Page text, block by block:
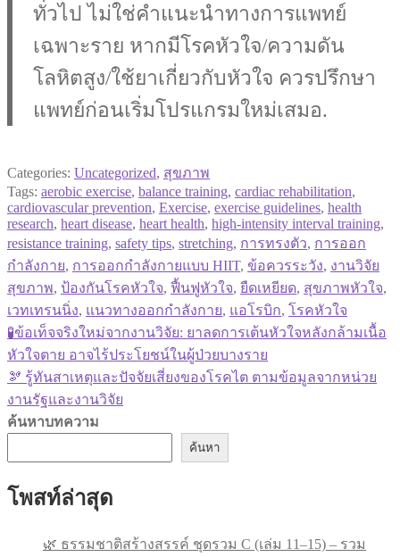
ทั่วไป ไม่ใช่คำแนะนำทางการแพทย์
เฉพาะราย หากมีโรคหัวใจ/ความดัน
โลหิตสูง/ใช้ยาเกี่ยวกับหัวใจ ควรปรึกษา
แพทย์ก่อนเริ่มโปรแกรมใหม่เสมอ.
Categories: Uncategorized, สุขภาพ
Tags: aerobic exercise, balance training, cardiac rehabilitation,
cardiovascular prevention, Exercise, exercise guidelines, health
research, heart disease, heart health, high-intensity interval training,
resistance training, safety tips, stretching, การทรงตัว, การออก
กำลังกาย, การออกกำลังกายแบบ HIIT, ข้อควรระวัง, งานวิจัย
สุขภาพ, ป้องกันโรคหัวใจ, ฟื้นฟูหัวใจ, ยืดเหยียด, สุขภาพหัวใจ,
เวทเทรนนิ่ง, แนวทางออกกำลังกาย, แอโรบิก, โรคหัวใจ
แนะแนว
เรื่อง
Previous
post:
🧪ข้อเท็จจริงใหม่จากงานวิจัย: ยาลดการเต้นหัวใจหลังกล้ามเนื้อ
หัวใจตาย อาจไร้ประโยชน์ในผู้ป่วยบางราย
Next
post:
🫘 รู้ทันสาเหตุและปัจจัยเสี่ยงของโรคไต ตามข้อมูลจากหน่วย
งานรัฐและงานวิจัย
ค้นหาบทความ
ค้นหา
โพสท์ล่าสุด
🌿 ธรรมชาติสร้างสรรค์ ชุดรวม C (เล่ม 11–15) – รวม